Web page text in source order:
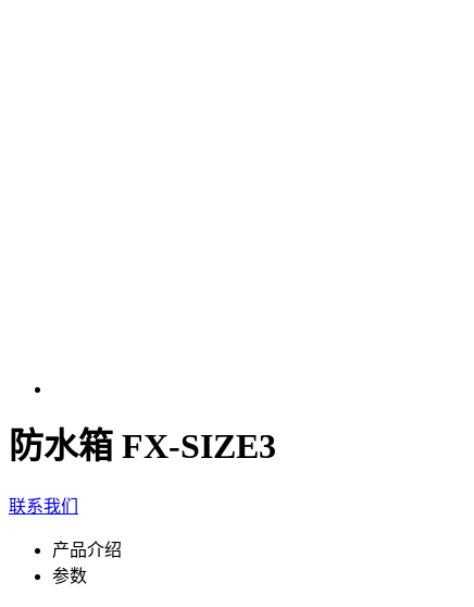
防水箱 FX-SIZE3
联系我们
产品介绍
参数